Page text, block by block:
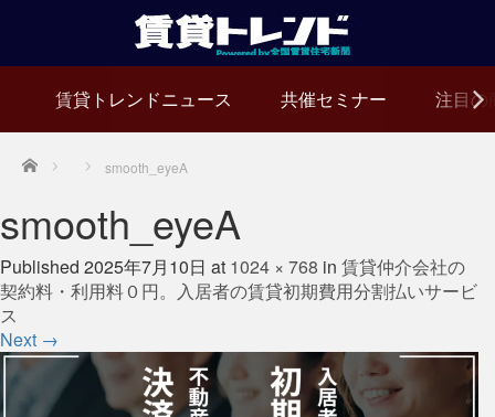
賃貸トレンドニュース 共催セミナー 注目の
Home smooth_eyeA
smooth_eyeA
Published 2025年7月10日 at 1024 × 768 in 賃貸仲介会社の
契約料・利用料０円。入居者の賃貸初期費用分割払いサービ
ス
Next →